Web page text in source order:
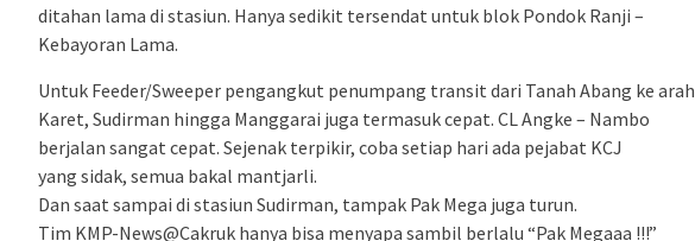
ditahan lama di stasiun. Hanya sedikit tersendat untuk blok Pondok Ranji –
Kebayoran Lama.
Untuk Feeder/Sweeper pengangkut penumpang transit dari Tanah Abang ke arah
Karet, Sudirman hingga Manggarai juga termasuk cepat. CL Angke – Nambo
berjalan sangat cepat. Sejenak terpikir, coba setiap hari ada pejabat KCJ
yang sidak, semua bakal mantjarli.
Dan saat sampai di stasiun Sudirman, tampak Pak Mega juga turun.
Tim KMP-News@Cakruk hanya bisa menyapa sambil berlalu “Pak Megaaa !!!”